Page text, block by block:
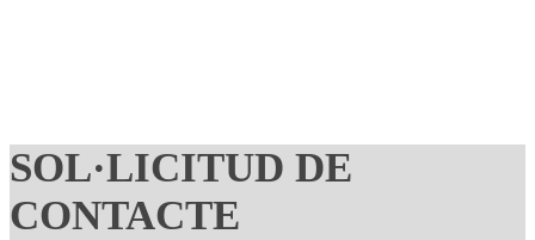
SOL·LICITUD DE
CONTACTE